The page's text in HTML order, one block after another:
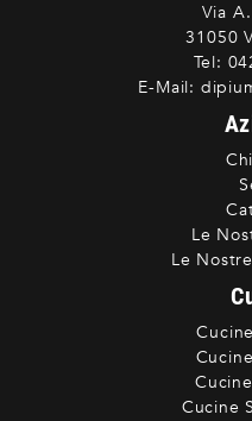
Via
31050
Tel:
E-Mail:
Le
Le
Cucine